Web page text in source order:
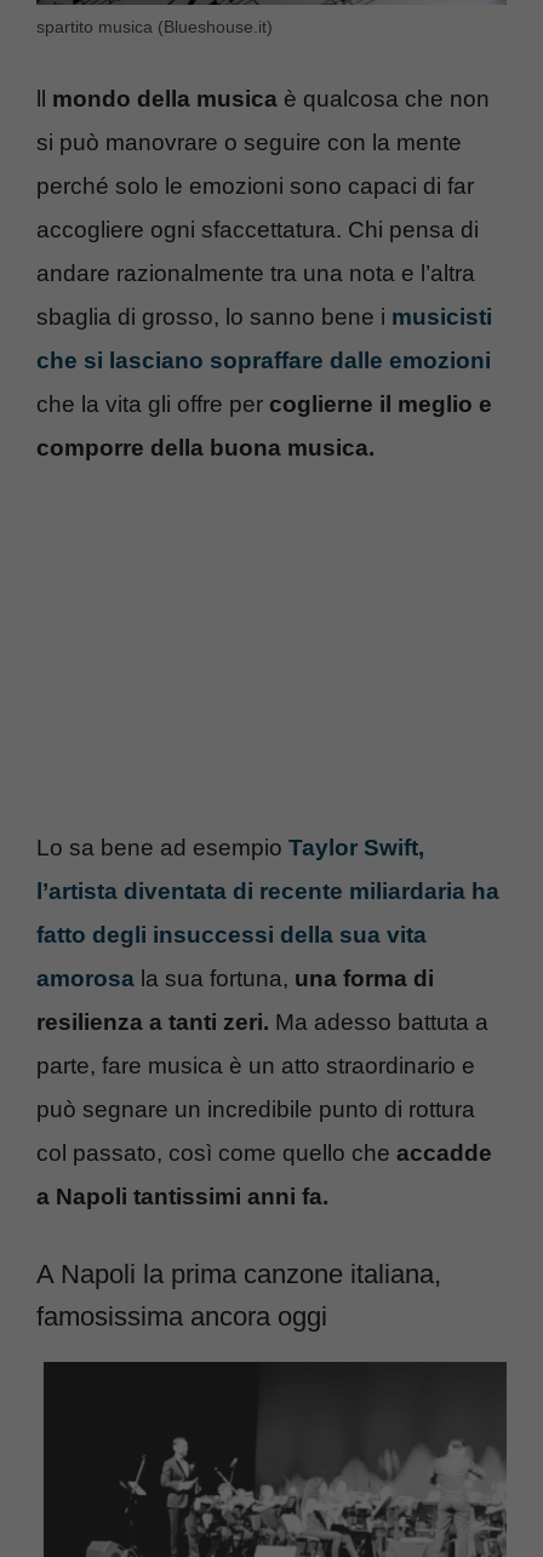
spartito musica (Blueshouse.it)
mondo della musica è qualcosa che non
si può manovrare o seguire con la mente
perché solo le emozioni sono capaci di far
accogliere ogni sfaccettatura. Chi pensa di
andare razionalmente tra una nota e l’altra
sbaglia di grosso, lo sanno bene i musicisti
che si lasciano sopraffare dalle emozioni
che la vita gli offre per coglierne il meglio e
comporre della buona musica.
Lo sa bene ad esempio Taylor Swift,
l’artista diventata di recente miliardaria ha
fatto degli insuccessi della sua vita
amorosa la sua fortuna, una forma di
resilienza a tanti zeri. Ma adesso battuta a
parte, fare musica è un atto straordinario e
può segnare un incredibile punto di rottura
col passato, così come quello che accadde
a Napoli tantissimi anni fa.
A Napoli la prima canzone italiana,
famosissima ancora oggi